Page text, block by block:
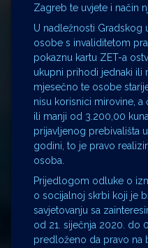
Zagreb te uvjete i način
U nadležnosti Gradskog
osobe s invaliditetom
pokaznu kartu ZET-a
ukupni prihodi jednaki ili
mjesečno te osobe
nisu korisnici mirovine,
ili manji od 3.200,00
prijavljenog prebivališta
godini, to je pravo
osoba.
Prijedlogom odluke o
o socijalnoj skrbi koji je
savjetovanju sa
od 21. siječnja 2020. do
predloženo da pravo na